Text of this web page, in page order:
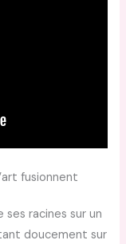
fusionnent
ses racines sur un
doucement sur